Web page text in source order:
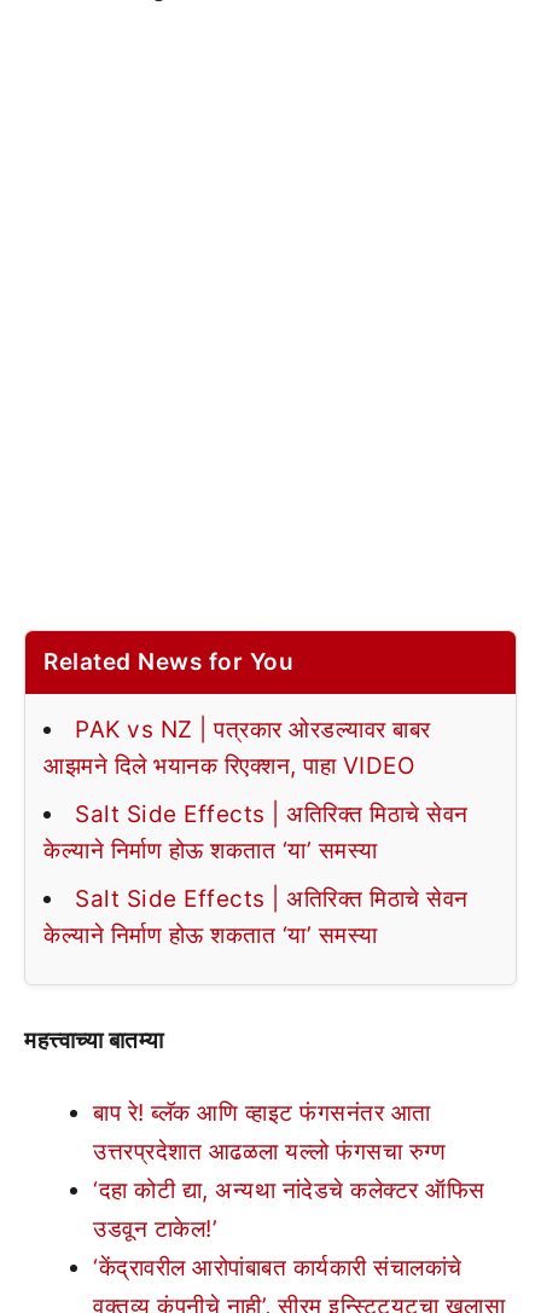
Related News for You
PAK vs NZ | पत्रकार ओरडल्यावर बाबर
आझमने दिले भयानक रिएक्शन, पाहा VIDEO
Salt Side Effects | अतिरिक्त मिठाचे सेवन
केल्याने निर्माण होऊ शकतात ‘या’ समस्या
Salt Side Effects | अतिरिक्त मिठाचे सेवन
केल्याने निर्माण होऊ शकतात ‘या’ समस्या
महत्त्वाच्या बातम्या
बाप रे! ब्लॅक आणि व्हाइट फंगसनंतर आता
उत्तरप्रदेशात आढळला यल्लो फंगसचा रुग्ण
‘दहा कोटी द्या, अन्यथा नांदेडचे कलेक्टर ऑफिस
उडवून टाकेल!’
‘केंद्रावरील आरोपांबाबत कार्यकारी संचालकांचे
वक्तव्य कंपनीचे नाही’, सीरम इन्स्टिट्यूटचा खुलासा